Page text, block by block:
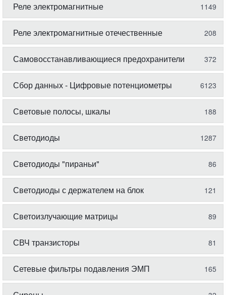
Реле электромагнитные 1149
Реле электромагнитные отечественные 208
Самовосстанавливающиеся предохранители 372
Сбор данных - Цифровые потенциометры 6123
Световые полосы, шкалы 188
Светодиоды 1287
Светодиоды "пираньи" 86
Светодиоды с держателем на блок 121
Светоизлучающие матрицы 89
СВЧ транзисторы 81
Сетевые фильтры подавления ЭМП 165